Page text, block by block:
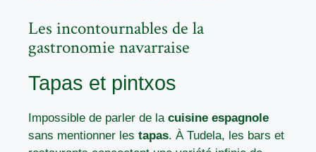
Les incontournables de la
gastronomie navarraise
Tapas et pintxos
Impossible de parler de la cuisine espagnole
sans mentionner les tapas. À Tudela, les bars et